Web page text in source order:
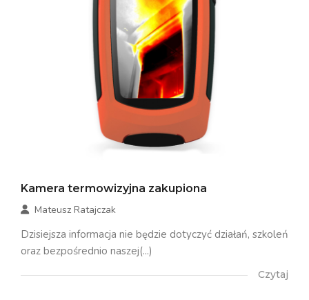
Kamera termowizyjna zakupiona
Mateusz Ratajczak
Dzisiejsza informacja nie będzie dotyczyć działań, szkoleń
oraz bezpośrednio naszej(...)
Czytaj